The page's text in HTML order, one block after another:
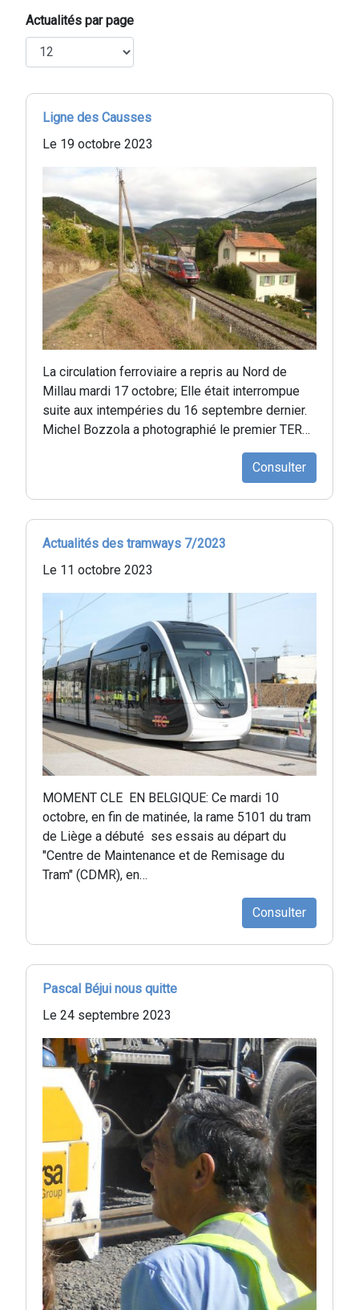
Actualités par page
Ligne des Causses
Le 19 octobre 2023
La circulation ferroviaire a repris au Nord de
Millau mardi 17 octobre; Elle était interrompue
suite aux intempéries du 16 septembre dernier.
Michel Bozzola a photographié le premier TER…
Consulter
Actualités des tramways 7/2023
Le 11 octobre 2023
MOMENT CLE EN BELGIQUE: Ce mardi 10
octobre, en fin de matinée, la rame 5101 du tram
de Liège a débuté ses essais au départ du
"Centre de Maintenance et de Remisage du
Tram" (CDMR), en…
Consulter
Pascal Béjui nous quitte
Le 24 septembre 2023